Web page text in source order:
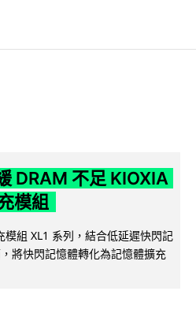
DRAM 不足 KIOXIA
模組
組 XL1 系列，結合低延遲快閃記
將快閃記憶體轉化為記憶體擴充